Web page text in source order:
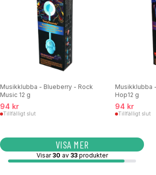
Musikklubba - Blueberry - Rock
Music 12 g
94 kr
Tillfälligt slut
Musikklubba
Hop12 g
94 kr
Tillfälligt slut
VISA MER
Visar30 av 33produkter